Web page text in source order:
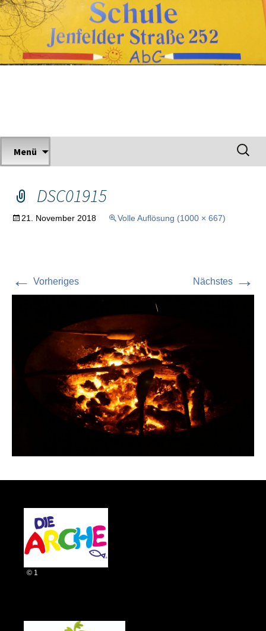
Zum
Inhalt
springen
Grundschule Jenfelder Straße
Menü
Suchen
nach:
DSC01915
21. November 2018 Volle Auflösung (1000 × 667)
← Vorheriges Nächstes →
© 1